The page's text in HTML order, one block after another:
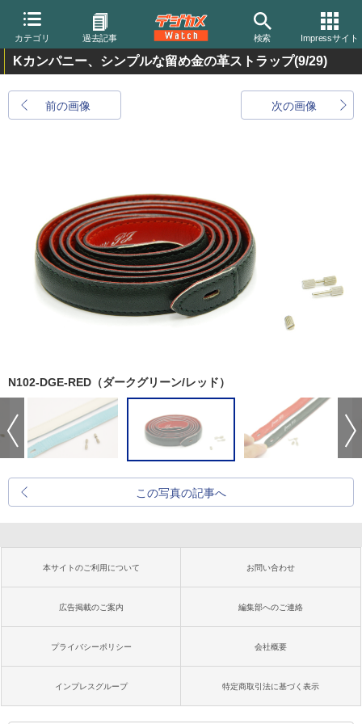
カテゴリ 過去記事 検索 Impressサイト
Kカンパニー、シンプルな留め金の革ストラップ(9/29)
前の画像 次の画像
N102-DGE-RED（ダークグリーン/レッド）
この写真の記事へ
本サイトのご利用について お問い合わせ
広告掲載のご案内 編集部へのご連絡
プライバシーポリシー 会社概要
インプレスグループ 特定商取引法に基づく表示